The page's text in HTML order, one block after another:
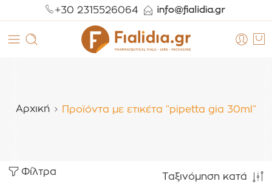
+30 2315526064
Αρχική Προϊόντα με ετικέτα “pipetta gia 30ml”
Φίλτρα Ταξινόμηση κατά